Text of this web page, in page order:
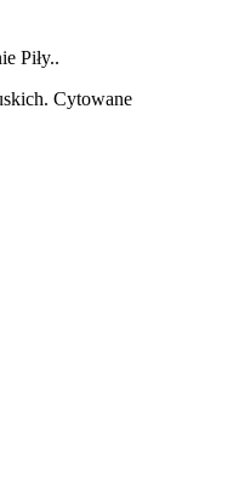
Piły..
Cytowane